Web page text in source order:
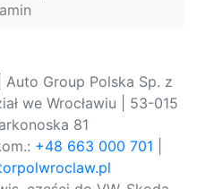
| Auto Group Polska Sp. z
we Wrocławiu | 53-015
81
+48 663 000 701